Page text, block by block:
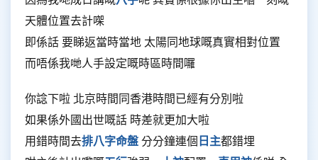
天體位置去計㗎
即係話 要睇返當時當地 太陽同地球嘅真實相對位置
而唔係我哋人手設定嘅時區時間囉
你諗下啦 北京時間同香港時間已經有分別啦
如果係外國出世嘅話 時差就更加大啦
用錯時間去排八字命盤分分鐘連個日主都錯埋